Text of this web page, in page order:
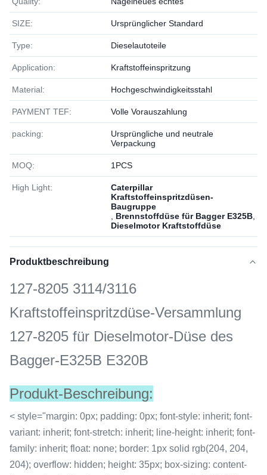
SIZE: Ursprünglicher Standard
Type: Dieselautoteile
Application: Kraftstoffeinspritzung
Material: Hochgeschwindigkeitsstahl
PAYMENT TEF: Volle Vorauszahlung
packing:
Ursprüngliche und neutrale
Verpackung
MOQ: 1РСS
High Light:
Caterpillar
Kraftstoffeinspritzdüsen-
Baugruppe
Brennstoffdüse für Bagger E325B
Dieselmotor Kraftstoffdüse
Produktbeschreibung
127-8205 3114/3116
Kraftstoffeinspritzdüse-Versammlung
127-8205 für Dieselmotor-Düse des
Bagger-E325B E320B
Produkt-Beschreibung:
< style="margin: 0px; padding: 0px; font-style: inherit; font-
variant: inherit; font-stretch: inherit; line-height: inherit; font-
family: inherit; float: none; border: 1px solid rgb(204, 204,
204); overflow: hidden; height: 35px; box-sizing: content-